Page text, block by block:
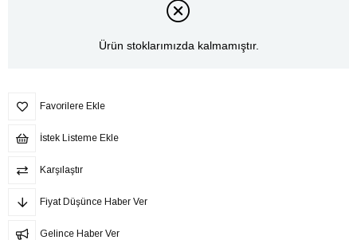
Ürün stoklarımızda kalmamıştır.
Favorilere Ekle
İstek Listeme Ekle
Karşılaştır
Fiyat Düşünce Haber Ver
Gelince Haber Ver